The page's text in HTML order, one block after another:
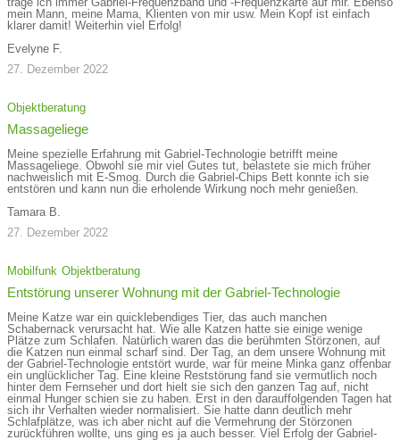
mein Mann, meine Mama, Klienten von mir usw. Mein Kopf ist einfach
klarer damit! Weiterhin viel Erfolg!
Evelyne F.
27. Dezember 2022
Objektberatung
Massageliege
Meine spezielle Erfahrung mit Gabriel-Technologie betrifft meine
Massageliege. Obwohl sie mir viel Gutes tut, belastete sie mich früher
nachweislich mit E-Smog. Durch die Gabriel-Chips Bett konnte ich sie
entstören und kann nun die erholende Wirkung noch mehr genießen.
Tamara B.
27. Dezember 2022
Mobilfunk Objektberatung
Entstörung unserer Wohnung mit der Gabriel-Technologie
Meine Katze war ein quicklebendiges Tier, das auch manchen
Schabernack verursacht hat. Wie alle Katzen hatte sie einige wenige
Plätze zum Schlafen. Natürlich waren das die berühmten Störzonen, auf
die Katzen nun einmal scharf sind. Der Tag, an dem unsere Wohnung mit
der Gabriel-Technologie entstört wurde, war für meine Minka ganz offenbar
ein unglücklicher Tag. Eine kleine Reststörung fand sie vermutlich noch
hinter dem Fernseher und dort hielt sie sich den ganzen Tag auf, nicht
einmal Hunger schien sie zu haben. Erst in den darauffolgenden Tagen hat
sich ihr Verhalten wieder normalisiert. Sie hatte dann deutlich mehr
Schlafplätze, was ich aber nicht auf die Vermehrung der Störzonen
zurückführen wollte, uns ging es ja auch besser. Viel Erfolg der Gabriel-